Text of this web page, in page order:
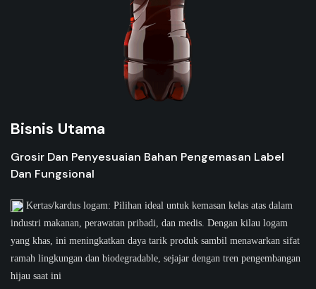
Bisnis Utama
Grosir Dan Penyesuaian Bahan Pengemasan Label
Dan Fungsional
Kertas/kardus logam: Pilihan ideal untuk kemasan kelas atas dalam
industri makanan, perawatan pribadi, dan medis. Dengan kilau logam
yang khas, ini meningkatkan daya tarik produk sambil menawarkan sifat
ramah lingkungan dan biodegradable, sejajar dengan tren pengembangan
hijau saat ini